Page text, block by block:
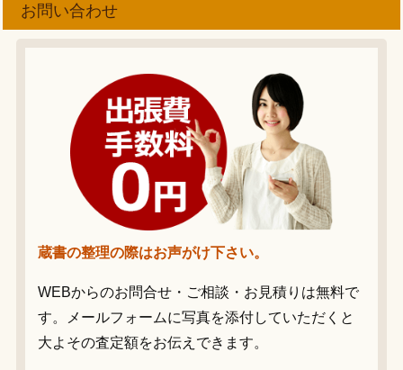
お問い合わせ
蔵書の整理の際はお声がけ下さい。
WEBからのお問合せ・ご相談・お見積りは無料で
す。メールフォームに写真を添付していただくと
大よその査定額をお伝えできます。